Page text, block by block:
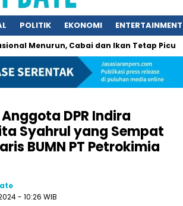
POLITIK EKONOMI ENTERTAINMENT
Cabai dan Ikan Tetap Picu
DPR Indira
Syahrul yang Sempat
BUMN PT Petrokimia
- 10:26 WIB